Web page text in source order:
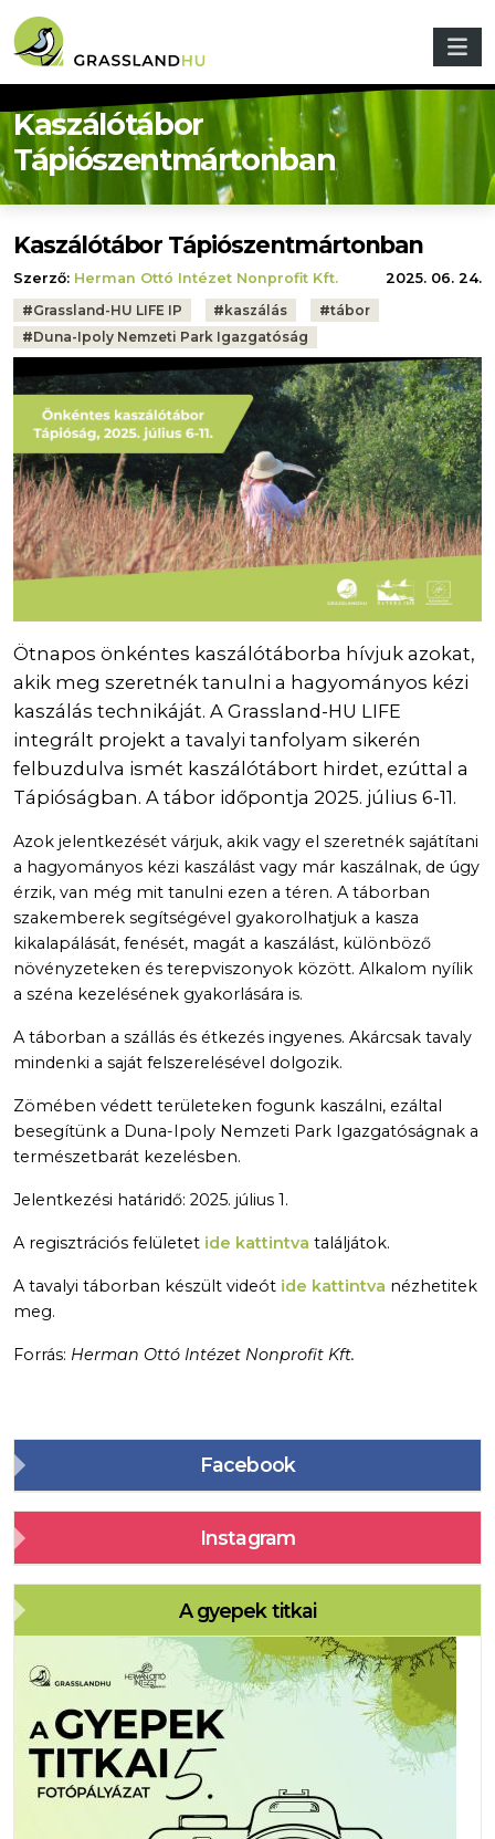
Kaszálótábor
Tápiószentmártonban
Kaszálótábor Tápiószentmártonban
Szerző: Herman Ottó Intézet Nonprofit Kft.
2025. 06. 24.
Tags:
#Grassland-HU LIFE IP #kaszálás #tábor
#Duna-Ipoly Nemzeti Park Igazgatóság
Ötnapos önkéntes kaszálótáborba hívjuk azokat,
akik meg szeretnék tanulni a hagyományos kézi
kaszálás technikáját. A Grassland-HU LIFE
integrált projekt a tavalyi tanfolyam sikerén
felbuzdulva ismét kaszálótábort hirdet, ezúttal a
Tápióságban. A tábor időpontja 2025. július 6-11.
Azok jelentkezését várjuk, akik vagy el szeretnék sajátítani
a hagyományos kézi kaszálást vagy már kaszálnak, de úgy
érzik, van még mit tanulni ezen a téren. A táborban
szakemberek segítségével gyakorolhatjuk a kasza
kikalapálását, fenését, magát a kaszálást, különböző
növényzeteken és terepviszonyok között. Alkalom nyílik
a széna kezelésének gyakorlására is.
A táborban a szállás és étkezés ingyenes. Akárcsak tavaly
mindenki a saját felszerelésével dolgozik.
Zömében védett területeken fogunk kaszálni, ezáltal
besegítünk a Duna-Ipoly Nemzeti Park Igazgatóságnak a
természetbarát kezelésben.
Jelentkezési határidő: 2025. július 1.
A regisztrációs felületet ide kattintva találjátok.
A tavalyi táborban készült videót ide kattintva nézhetitek
meg.
Forrás: Herman Ottó Intézet Nonprofit Kft.
Facebook
Instagram
A gyepek titkai